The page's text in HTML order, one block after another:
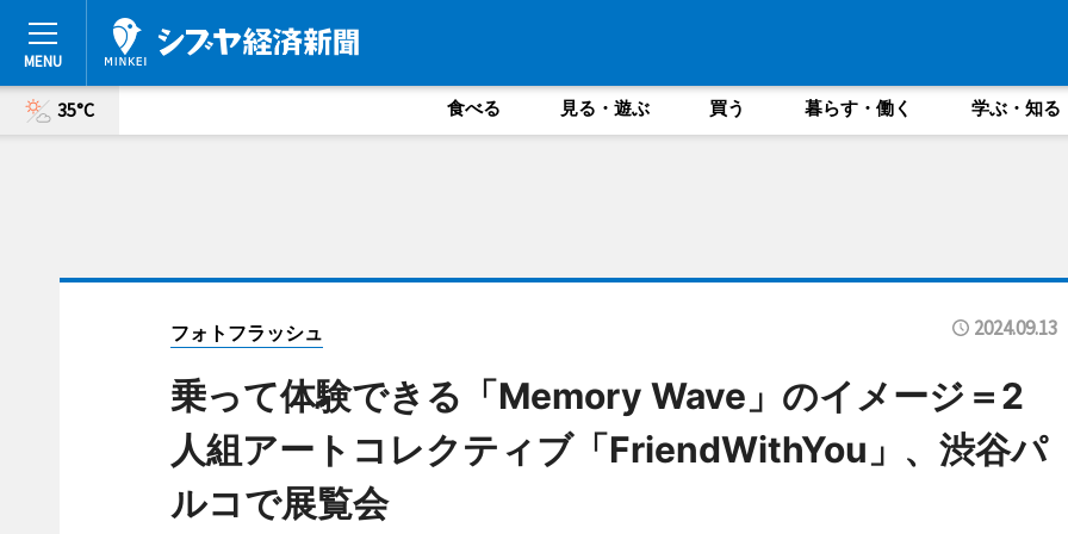
35°C 食べる 見る・遊ぶ 買う 暮らす・働く 学ぶ・知る
フォトフラッシュ 2024.09.13
乗って体験できる「Memory Wave」のイメージ＝2
人組アートコレクティブ「FriendWithYou」、渋谷パ
ルコで展覧会